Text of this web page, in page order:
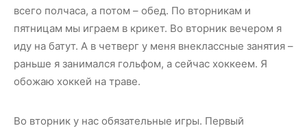
всего полчаса, а потом – обед. По вторникам и
пятницам мы играем в крикет. Во вторник вечером я
иду на батут. А в четверг у меня внеклассные занятия –
раньше я занимался гольфом, а сейчас хоккеем. Я
обожаю хоккей на траве.
Во вторник у нас обязательные игры. Первый